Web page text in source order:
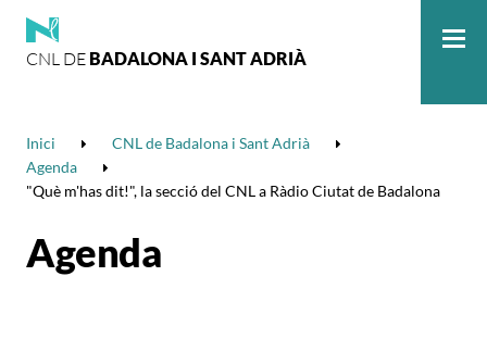
CNL DE BADALONA I SANT ADRIÀ
Inici
CNL de Badalona i Sant Adrià
Agenda
"Què m'has dit!", la secció del CNL a Ràdio Ciutat de Badalona
Agenda